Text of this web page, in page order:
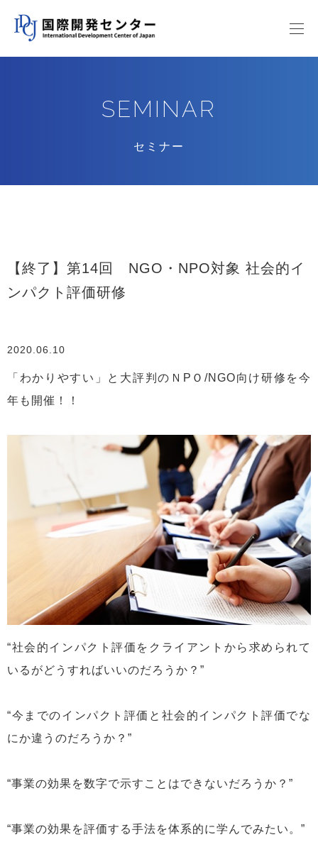
SEMINAR
セミナー
【終了】第14回 NGO・NPO対象 社会的イ
ンパクト評価研修
2020.06.10
「わかりやすい」と大評判のＮPＯ/NGO向け研修を今
年も開催！！
“社会的インパクト評価をクライアントから求められて
いるがどうすればいいのだろうか？”
“今までのインパクト評価と社会的インパクト評価でな
にか違うのだろうか？”
“事業の効果を数字で示すことはできないだろうか？”
“事業の効果を評価する手法を体系的に学んでみたい。”